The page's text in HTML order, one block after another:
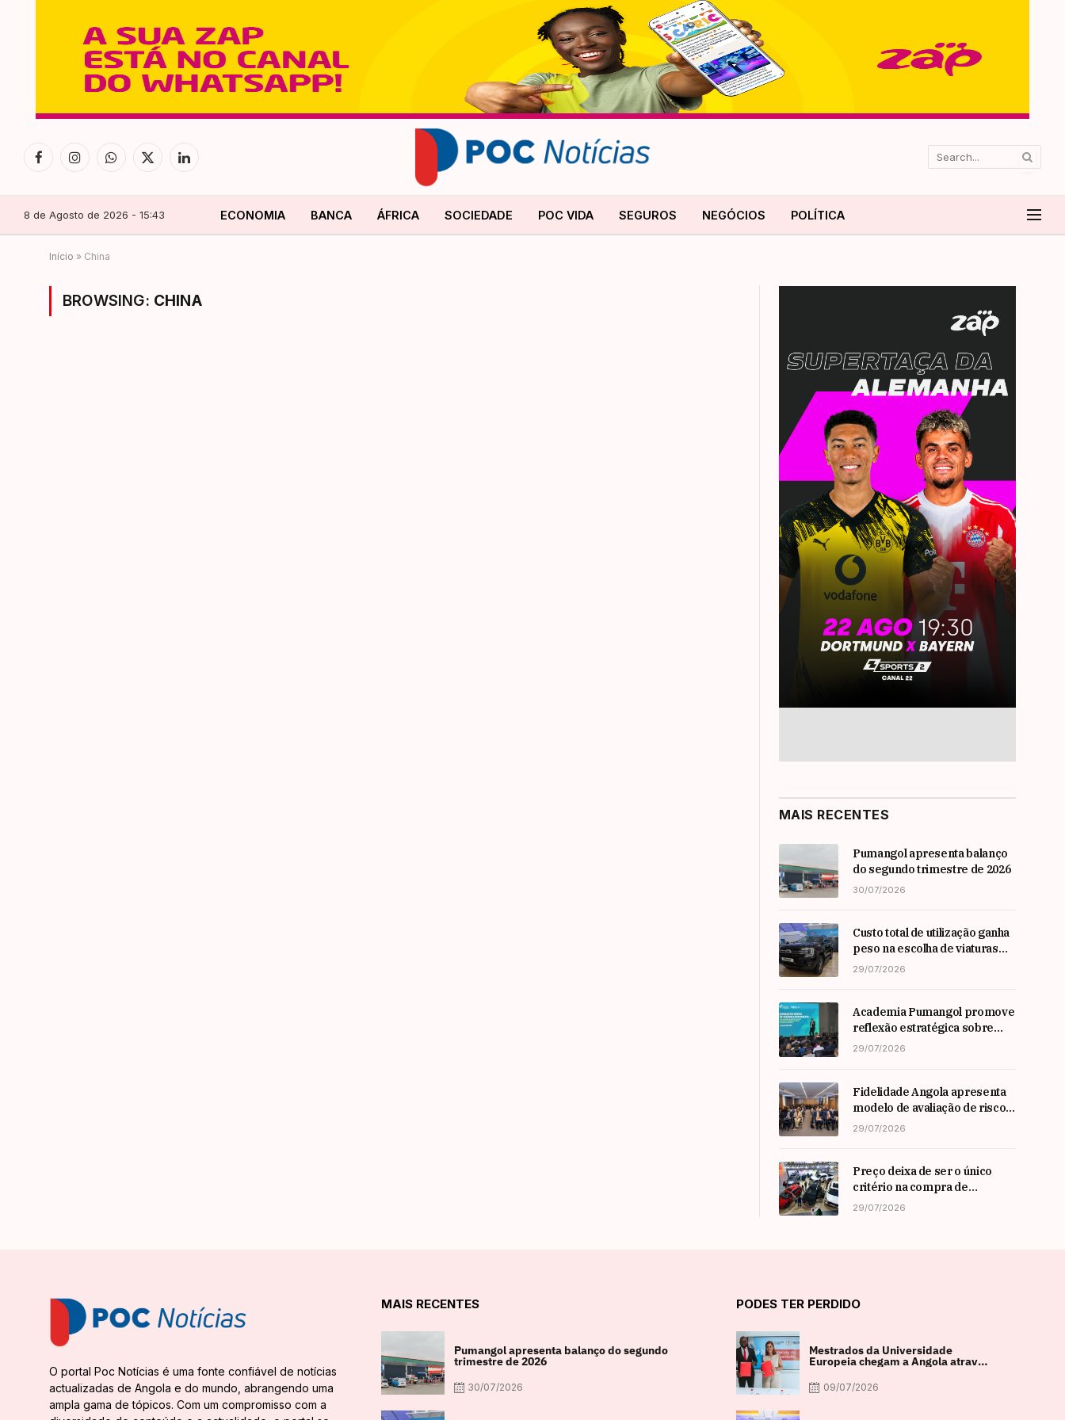
FacebookInstagramWhatsApp
X
LinkedIn
8 de Agosto de 2026 - 15:43 ECONOMIA BANCA ÁFRICA SOCIEDADE POC VIDA SEGUROS NEGÓCIOS POLÍTICA
Início » China
BROWSING: CHINA
MAIS RECENTES
Pumangol apresenta balanço
do segundo trimestre de 2026
30/07/2026
Custo total de utilização ganha
peso na escolha de viaturas
em angola
29/07/2026
Academia Pumangol promove
reflexão estratégica sobre
liderança e inovação com
29/07/2026
Fidelidade Angola apresenta
modelo de avaliação de risco
em Workshop da ARSEG
29/07/2026
Preço deixa de ser o único
critério na compra de
automóveis em angola
29/07/2026
O portal Poc Notícias é uma fonte confiável de notícias
actualizadas de Angola e do mundo, abrangendo uma
ampla gama de tópicos. Com um compromisso com a
MAIS RECENTES
Pumangol apresenta balanço do segundo
trimestre de 2026
30/07/2026
PODES TER PERDIDO
Mestrados da Universidade
Europeia chegam a Angola através
de parceria com a FACUL
09/07/2026